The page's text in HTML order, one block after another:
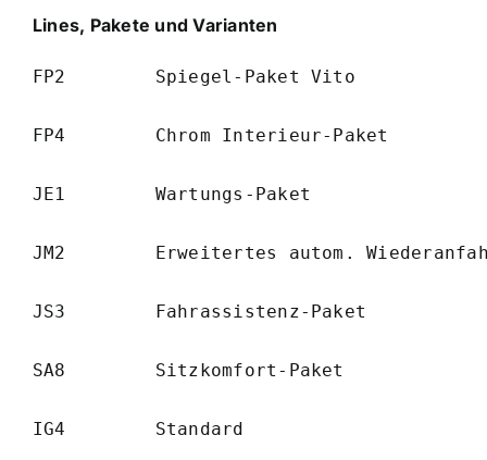
Lines, Pakete und Varianten
FP2        Spiegel-Paket Vito
FP4        Chrom Interieur-Paket
JE1        Wartungs-Paket
JM2        Erweitertes autom.
JS3        Fahrassistenz-Paket
SA8        Sitzkomfort-Paket
IG4        Standard